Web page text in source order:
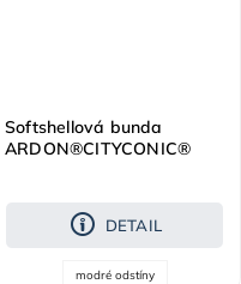
Softshellová bunda
ARDON®CITYCONIC®
DETAIL
modré odstíny